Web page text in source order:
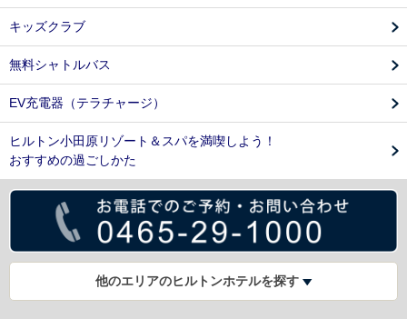
キッズクラブ
無料シャトルバス
EV充電器（テラチャージ）
ヒルトン小田原リゾート＆スパを満喫しよう！
おすすめの過ごしかた
他のエリアのヒルトンホテルを探す